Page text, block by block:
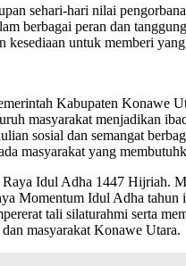
sehari-hari nilai
berbagai peran dan
kesediaan untuk memberi
Kabupaten Konawe
masyarakat menjadikan
sosial dan semangat
masyarakat yang
Raya Idul Adha 1447 Hijriah.
Momentum Idul Adha tahun
tali silaturahmi serta
dan masyarakat Konawe Utara.